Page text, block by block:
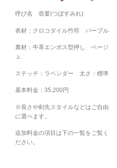
呼び名 壺菫(つぼすみれ)
表材：クロコダイル竹符 パープル
裏材：牛革エンボス型押し ベージ
ュ
ステッチ：ラベンダー 太さ：標準
基本料金：35,200円
※長さや剣先スタイルなどはご自由
に選べます。
追加料金の項目は下の一覧をご覧く
ださい。